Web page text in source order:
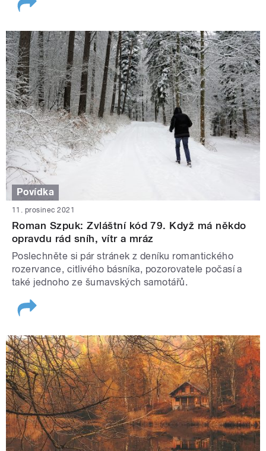
Povídka
11. prosinec 2021
Roman Szpuk: Zvláštní kód 79. Když má někdo
opravdu rád sníh, vítr a mráz
Poslechněte si pár stránek z deníku romantického
rozervance, citlivého básníka, pozorovatele počasí a
také jednoho ze šumavských samotářů.